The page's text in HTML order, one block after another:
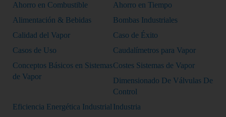
Ahorro en Combustible
Ahorro en Tiempo
Alimentación & Bebidas
Bombas Industriales
Calidad del Vapor
Caso de Éxito
Casos de Uso
Caudalímetros para Vapor
Conceptos Básicos en Sistemas
de Vapor
Costes Sistemas de Vapor
Dimensionado De Válvulas De
Control
Eficiencia Energética Industrial Industria